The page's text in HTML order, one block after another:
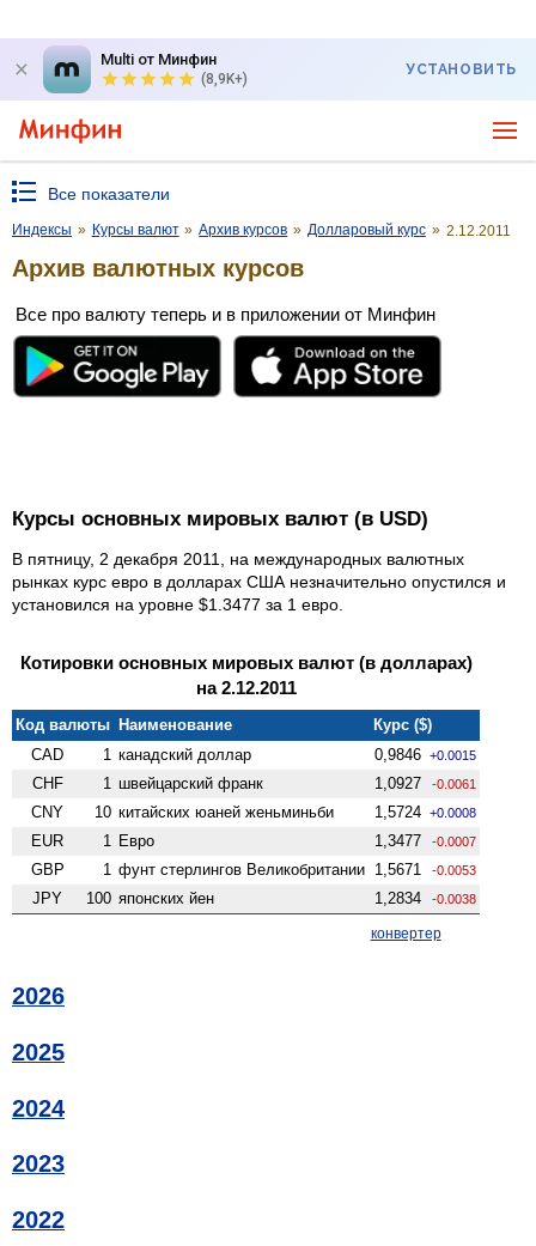
Multi от Минфин
(8,9K+)
УСТАНОВИТЬ
Все показатели
Индексы » Курсы валют » Архив курсов » Долларовый курс » 2.12.2011
Архив валютных курсов
Все про валюту теперь и в приложении от Минфин
Курсы основных мировых валют (в USD)
В пятницу, 2 декабря 2011, на международных валютных
рынках курс евро в долларах США незначительно опустился и
установился на уровне $1.3477 за 1 евро.
Котировки основных мировых валют (в долларах)
на 2.12.2011
Код валюты Наименование
Курс ($)
CAD
1 канадский доллар 0,9846 +0.0015
CHF 1 швейцарский франк 1,0927 -0.0061
CNY 10 китайских юаней женьминьби 1,5724 +0.0008
EUR 1 Евро 1,3477 -0.0007
GBP 1 фунт стерлингов Велико­британии 1,5671 -0.0053
JPY 100 японских йен 1,2834 -0.0038
конвертер
2026
2025
2024
2023
2022